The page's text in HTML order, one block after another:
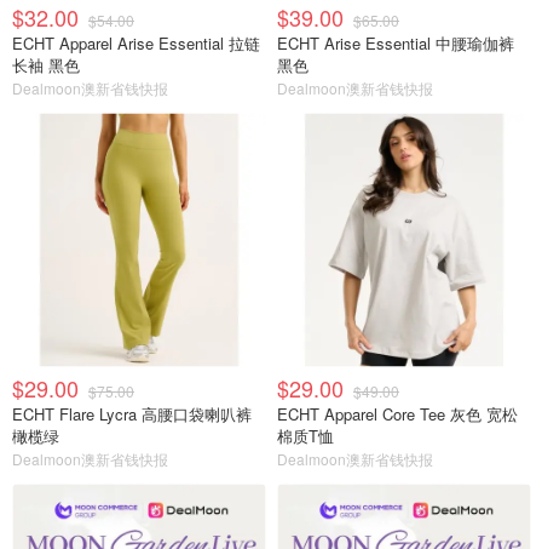
$32.00 $54.00
ECHT Apparel Arise Essential 拉链
长袖 黑色
Dealmoon澳新省钱快报
$39.00 $65.00
ECHT Arise Essential 中腰瑜伽裤
黑色
Dealmoon澳新省钱快报
$29.00 $75.00
ECHT Flare Lycra 高腰口袋喇叭裤
橄榄绿
Dealmoon澳新省钱快报
$29.00 $49.00
ECHT Apparel Core Tee 灰色 宽松
棉质T恤
Dealmoon澳新省钱快报